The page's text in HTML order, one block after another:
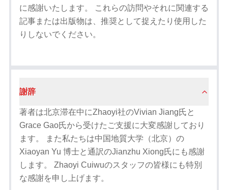
に感謝いたします。 これらの訪問やそれに関連する
記事または出版物は、推奨として捉えたり使用した
りしないでください。
謝辞
著者は北京滞在中にZhaoyi社のVivian Jiang氏と
Grace Gao氏から受けたご支援に大変感謝しており
ます。 また私たちは中国地質大学（北京）の
Xiaoyan Yu 博士と通訳のJianzhu Xiong氏にも感謝
します。 Zhaoyi Cuiwuのスタッフの皆様にも特別
な感謝を申し上げます。